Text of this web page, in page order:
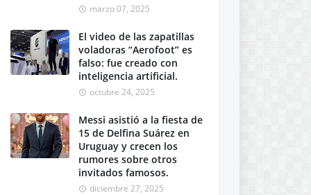
marzo 07, 2025
El video de las zapatillas
voladoras “Aerofoot” es
falso: fue creado con
inteligencia artificial.
octubre 24, 2025
Messi asistió a la fiesta de
15 de Delfina Suárez en
Uruguay y crecen los
rumores sobre otros
invitados famosos.
diciembre 27, 2025